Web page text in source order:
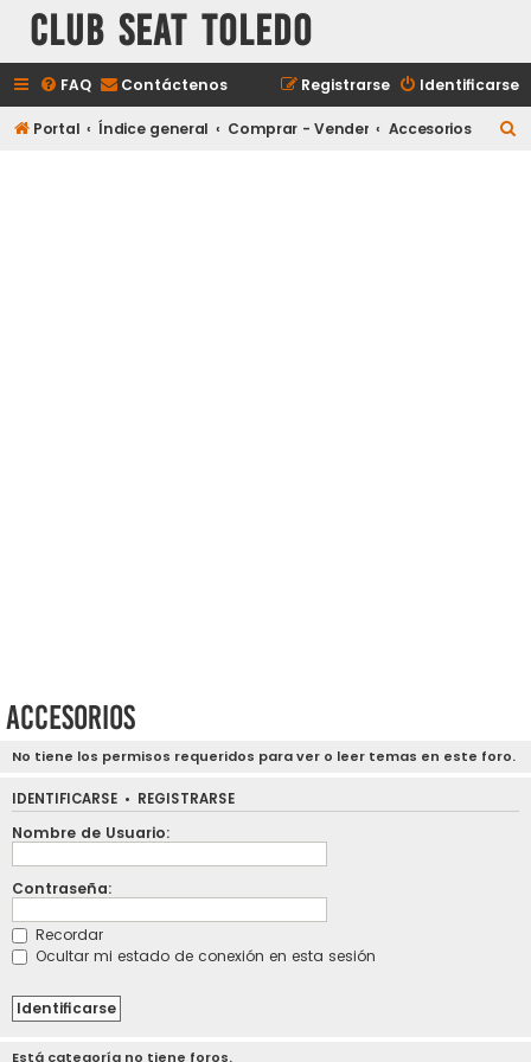
Club Seat Toledo
FAQ Contáctenos Identificarse
Registrarse
Portal Índice general Comprar - Vender Accesorios
Accesorios
No tiene los permisos requeridos para ver o leer temas en este foro.
IDENTIFICARSE • REGISTRARSE
Nombre de Usuario:
Contraseña:
Recordar
Ocultar mi estado de conexión en esta sesión
Está categoría no tiene foros.